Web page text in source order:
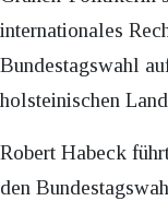
internationales
Bundestagswahl
holsteinischen
Robert Habeck
den